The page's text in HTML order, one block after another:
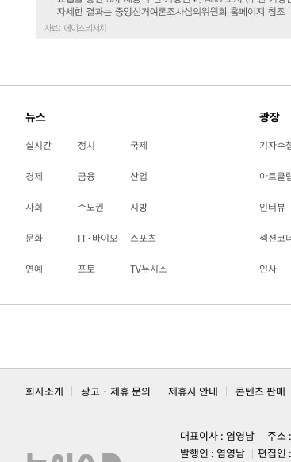
뉴스
실시간 정치 국제
경제 금융 산업
사회 수도권 지방
문화 IT·바이오 스포츠
연예 포토 TV뉴시스
광장
기자수
아트클
인터뷰
섹션코
인사
회사소개 광고 · 제휴 문의 제휴사 안내 콘텐츠 판매
대표이사 : 염영남 주소
발행인 : 염영남
편집인